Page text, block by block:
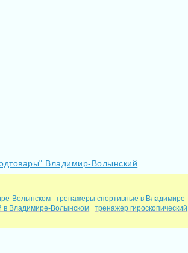
Владимир-Волынский
Волынском
тренажеры спортивные в Владимире-
в Владимире-Волынском
тренажер гироскопический